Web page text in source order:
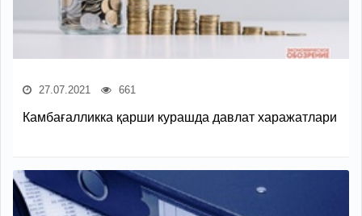
27.07.2021 661
Камбағалликка қарши курашда давлат харажатлари